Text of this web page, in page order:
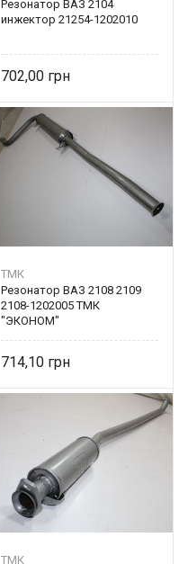
Резонатор ВАЗ 2104
инжектор 21254-1202010
702,00
ТМК
Резонатор ВАЗ 2108 2109
2108-1202005 ТМК
"ЭКОНОМ"
714,10
ТМК